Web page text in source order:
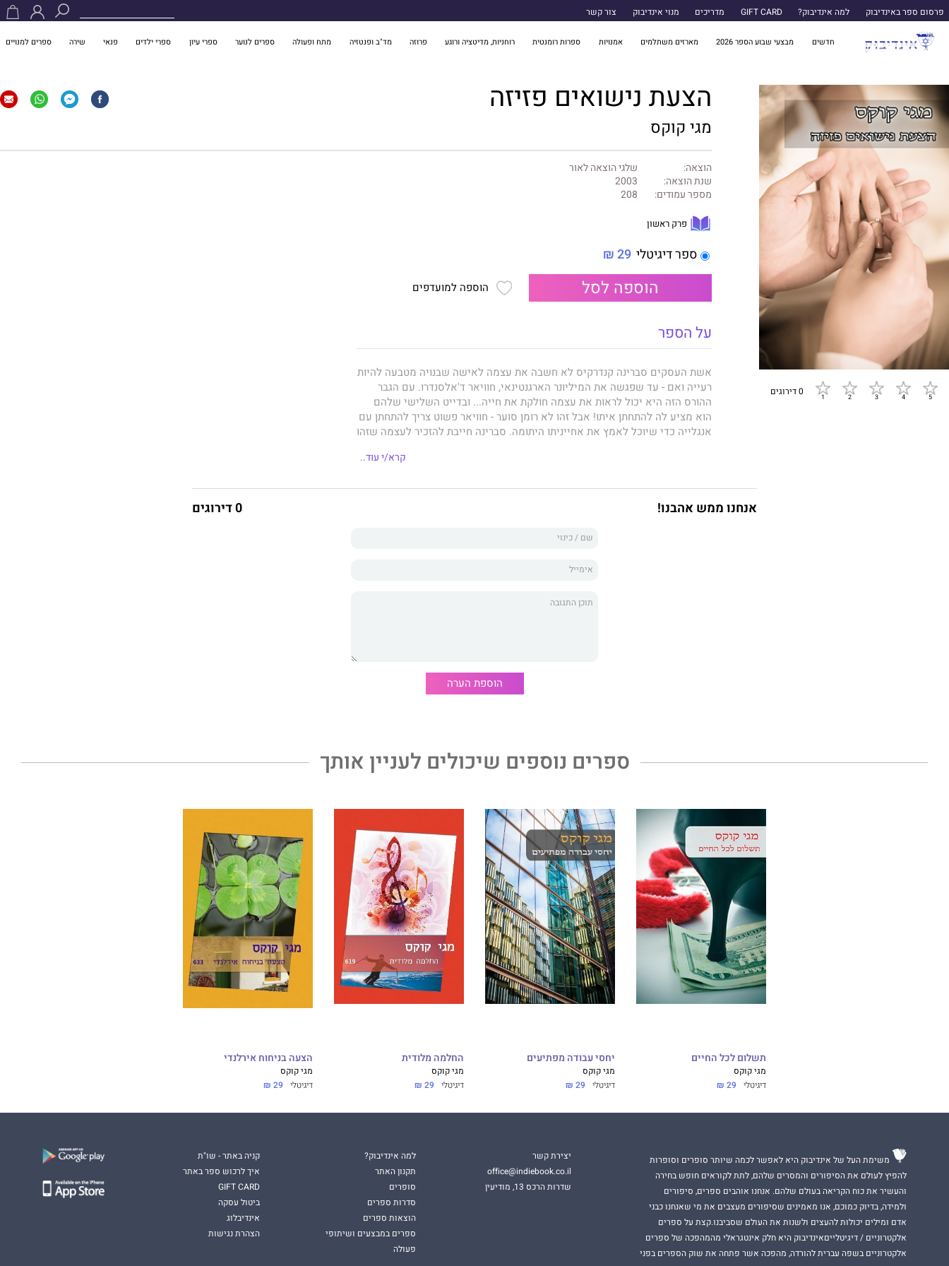
פרסום ספר באינדיבוק למה אינדיבוק? GIFT CARD מדריכים מנוי אינדיבוק צור קשר
חדשים מבצעי שבוע הספר 2026 מארזים משתלמים אמנויות ספרות רומנטית רוחניות, מדיטציה ורוגע פרוזה מד"ב ופנטזיה מתח ופעולה ספרים לנוער ספרי עיון ספרי ילדים פנאי שירה ספרים למנויים
0 דירוגים
הצעת נישואים פזיזה
מגי קוקס
הוצאה:
שלגי הוצאה לאור
שנת הוצאה:
2003
מספר עמודים:
208
פרק ראשון
ספר דיגיטלי 29 ₪
הוספה לסל הוספה למועדפים
על הספר
אשת העסקים סברינה קנדרקיס לא חשבה את עצמה לאישה שבנויה מטבעה להיות
רעייה ואם - עד שפגשה את המיליונר הארגנטינאי, חוויאר ד'אלסנדרו. עם הגבר
ההורס הזה היא יכול לראות את עצמה חולקת את חייה... ובדייט השלישי שלהם
הוא מציע לה להתחתן איתו! אבל זהו לא רומן סוער - חוויאר פשוט צריך להתחתן עם
אנגלייה כדי שיוכל לאמץ את אחייניתו היתומה. סברינה חייבת להזכיר לעצמה שזהו
קרא/י עוד..
אנחנו ממש אהבנו! 0 דירוגים
הוספת הערה
ספרים נוספים שיכולים לעניין אותך
תשלום לכל החיים
מגי קוקס
דיגיטלי 29 ₪
יחסי עבודה מפתיעים
מגי קוקס
דיגיטלי 29 ₪
החלמה מלודית
מגי קוקס
דיגיטלי 29 ₪
הצעה בניחוח אירלנדי
מגי קוקס
דיגיטלי 29 ₪
משימת העל של אינדיבוק היא לאפשר לכמה שיותר סופרים וסופרות
להפיץ לעולם את הסיפורים והמסרים שלהם, לתת לקוראים חופש בחירה
והעשיר את כוח הקריאה בעולם שלהם. אנחנו אוהבים ספרים, סיפורים
ולמידה, בדיוק כמוכם, אנו מאמינים שסיפורים מעצבים את מי שאנחנו כבני
אדם ומילים יכולות להעצים ולשנות את העולם שסביבנו.קצת על ספרים
אלקטרוניים / דיגיטלייםאינדיבוק היא חלק אינטגראלי מהמהפכה של ספרים
אלקטרוניים בשפה עברית להורדה, מהפכה אשר פתחה את שוק הספרים בפני
יצירת קשר
office@indiebook.co.il
שדרות הרכס 13, מודיעין
למה אינדיבוק?
תקנון האתר
סופרים
סדרות ספרים
הוצאות ספרים
ספרים במבצעים ושיתופי
פעולה
קניה באתר - שו"ת
איך לרכוש ספר באתר
GIFT CARD
ביטול עסקה
אינדיבלוג
הצהרת נגישות